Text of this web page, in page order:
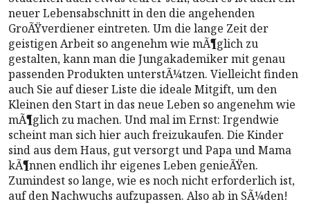
neuer Lebensabschnitt in den die angehenden
GroÃŸverdiener eintreten. Um die lange Zeit der
geistigen Arbeit so angenehm wie mÃ¶glich zu
gestalten, kann man die Jungakademiker mit genau
passenden Produkten unterstÃ¼tzen. Vielleicht finden
auch Sie auf dieser Liste die ideale Mitgift, um den
Kleinen den Start in das neue Leben so angenehm wie
mÃ¶glich zu machen. Und mal im Ernst: Irgendwie
scheint man sich hier auch freizukaufen. Die Kinder
sind aus dem Haus, gut versorgt und Papa und Mama
kÃ¶nnen endlich ihr eigenes Leben genieÃŸen.
Zumindest so lange, wie es noch nicht erforderlich ist,
auf den Nachwuchs aufzupassen. Also ab in SÃ¼den!